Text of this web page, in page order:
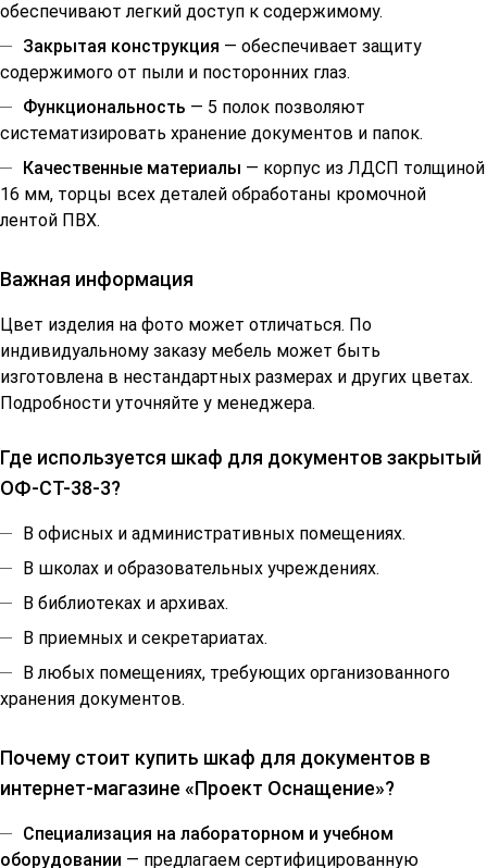
обеспечивают легкий доступ к содержимому.
Закрытая конструкция — обеспечивает защиту
содержимого от пыли и посторонних глаз.
Функциональность — 5 полок позволяют
систематизировать хранение документов и папок.
Качественные материалы — корпус из ЛДСП толщиной
16 мм, торцы всех деталей обработаны кромочной
лентой ПВХ.
Важная информация
Цвет изделия на фото может отличаться. По
индивидуальному заказу мебель может быть
изготовлена в нестандартных размерах и других цветах.
Подробности уточняйте у менеджера.
Где используется шкаф для документов закрытый
ОФ-СТ-38-3?
В офисных и административных помещениях.
В школах и образовательных учреждениях.
В библиотеках и архивах.
В приемных и секретариатах.
В любых помещениях, требующих организованного
хранения документов.
Почему стоит купить шкаф для документов в
интернет-магазине «Проект Оснащение»?
Специализация на лабораторном и учебном
оборудовании — предлагаем сертифицированную